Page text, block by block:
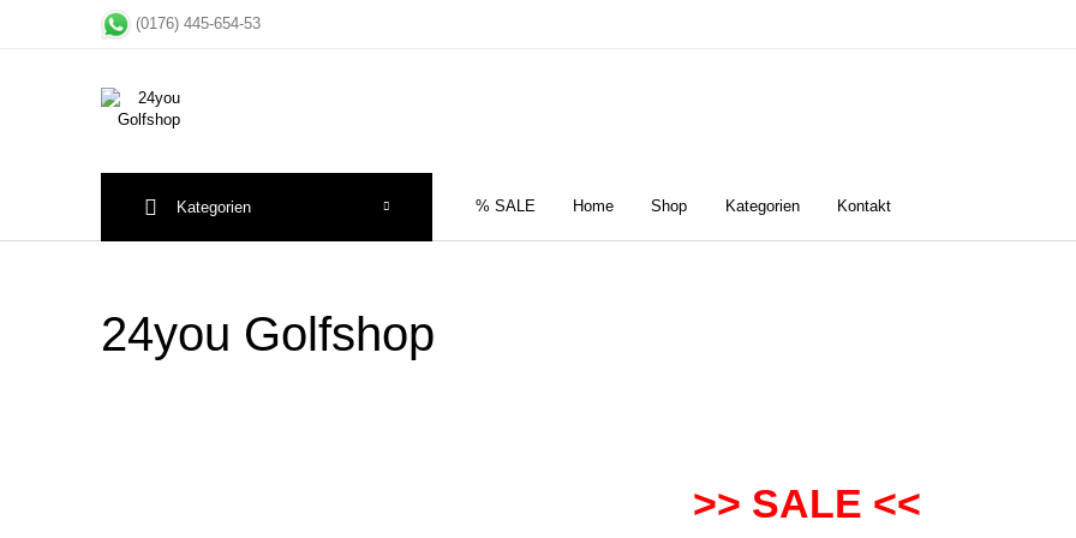
(0176) 445-654-53
% SALE Home Shop Kategorien Kontakt
Kategorien
24you Golfshop
>> SALE <<